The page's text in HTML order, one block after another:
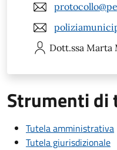
Dott.ssa Marta
Strumenti di
Tutela amministrativa
Tutela giurisdizionale